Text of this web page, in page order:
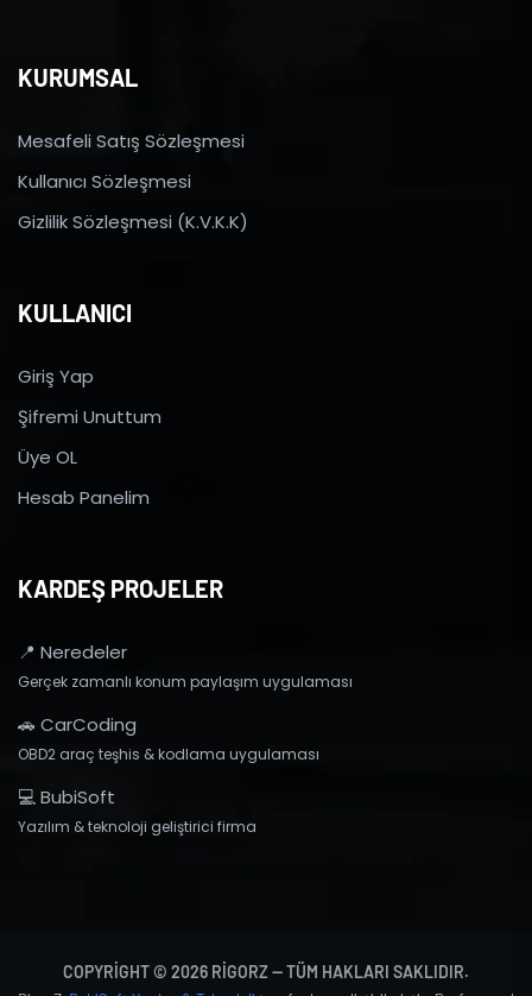
KURUMSAL
Mesafeli Satış Sözleşmesi
Kullanıcı Sözleşmesi
Gizlilik Sözleşmesi (K.V.K.K)
KULLANICI
Giriş Yap
Şifremi Unuttum
Üye OL
Hesab Panelim
KARDEŞ PROJELER
📍 Neredeler
Gerçek zamanlı konum paylaşım uygulaması
🚗 CarCoding
OBD2 araç teşhis & kodlama uygulaması
💻 BubiSoft
Yazılım & teknoloji geliştirici firma
COPYRIGHT © 2026 RIGORZ — TÜM HAKLARI SAKLIDIR.